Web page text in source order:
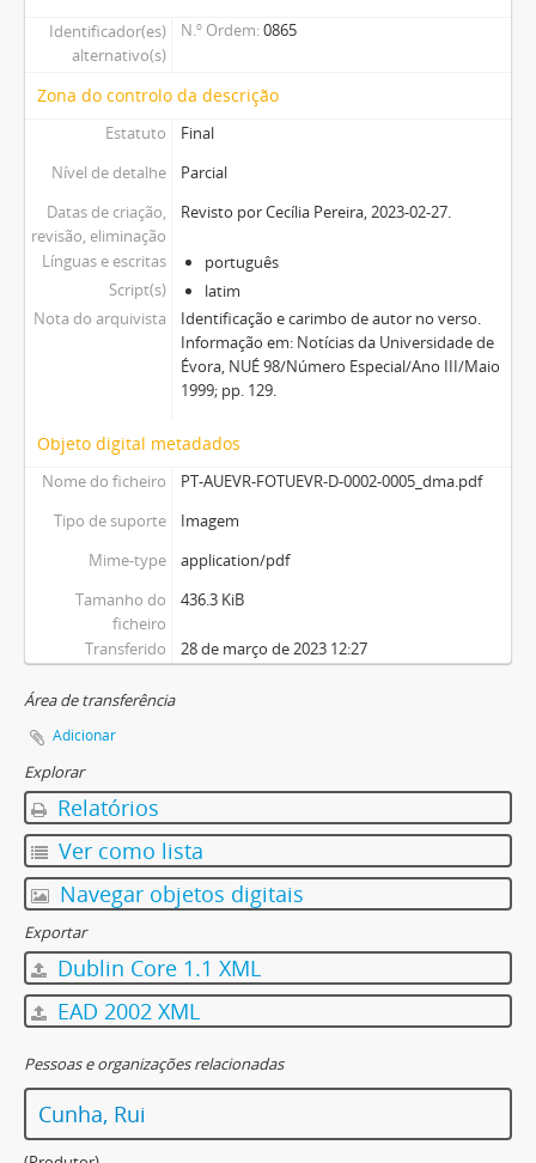
Identificador(es)
alternativo(s)
N.º Ordem 0865
Zona do controlo da descrição
Estatuto
Final
Nível de detalhe
Parcial
Datas de criação,
revisão, eliminação
Revisto por Cecília Pereira, 2023-02-27.
Línguas e escritas
português
Script(s)
latim
Nota do arquivista
Identificação e carimbo de autor no verso.
Informação em: Notícias da Universidade de
Évora, NUÉ 98/Número Especial/Ano III/Maio
1999; pp. 129.
Objeto digital metadados
Nome do ficheiro
PT-AUEVR-FOTUEVR-D-0002-0005_dma.pdf
Tipo de suporte
Imagem
Mime-type
application/pdf
Tamanho do
ficheiro
436.3 KiB
Transferido 28 de março de 2023 12:27
Área de transferência
Adicionar
Explorar
Relatórios
Ver como lista
Navegar objetos digitais
Exportar
Dublin Core 1.1 XML
EAD 2002 XML
Pessoas e organizações relacionadas
Cunha, Rui